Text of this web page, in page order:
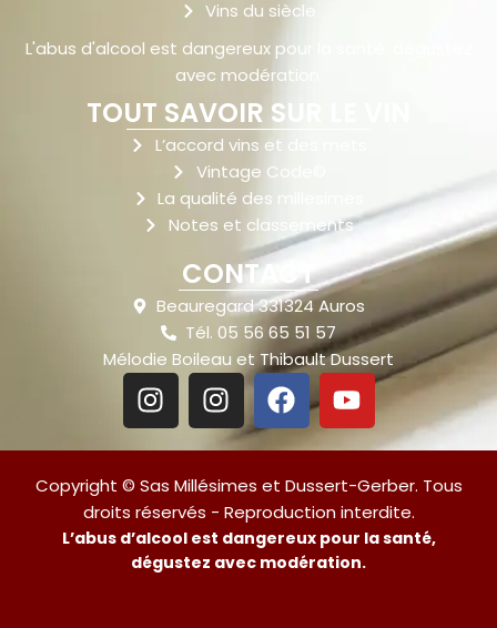
Vins du siècle
L'abus d'alcool est dangereux pour la santé, dégustez
avec modération.
TOUT SAVOIR SUR LE VIN
L’accord vins et des mets
Vintage Code©
La qualité des millesimes
Notes et classements
CONTACT
Beauregard 331324 Auros
Tél. 05 56 65 51 57
Mélodie Boileau et Thibault Dussert
Copyright © Sas Millésimes et Dussert-Gerber. Tous
droits réservés - Reproduction interdite.
L’abus d’alcool est dangereux pour la santé,
dégustez avec modération.